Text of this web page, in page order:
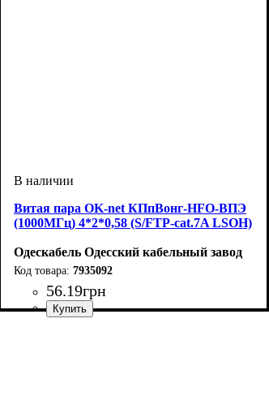
Витая пара OK-net КПпВонг-HFО-ВПЭ
(1000МГц) 4*2*0,58 (S/FTP-cat.7A LSOH)
Одескабель Одесский кабельный завод
7935092
56.19грн